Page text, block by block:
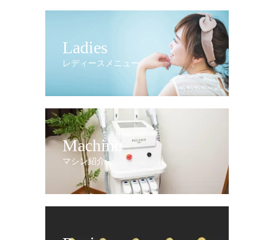
Ladies
レディースメニュー
Machine
マシン紹介